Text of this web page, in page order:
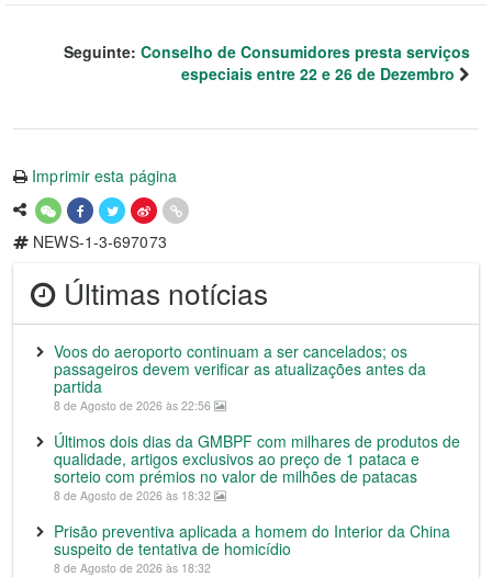
Seguinte: Conselho de Consumidores presta serviços
especiais entre 22 e 26 de Dezembro
Imprimir esta página
NEWS-1-3-697073
Últimas notícias
Voos do aeroporto continuam a ser cancelados; os
passageiros devem verificar as atualizações antes da
partida
8 de Agosto de 2026 às 22:56
Últimos dois dias da GMBPF com milhares de produtos de
qualidade, artigos exclusivos ao preço de 1 pataca e
sorteio com prémios no valor de milhões de patacas
8 de Agosto de 2026 às 18:32
Prisão preventiva aplicada a homem do Interior da China
suspeito de tentativa de homicídio
8 de Agosto de 2026 às 18:32